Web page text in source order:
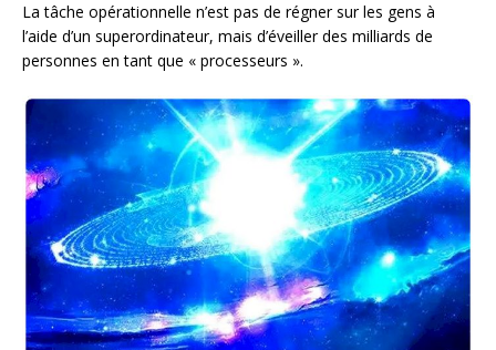
La tâche opérationnelle n’est pas de régner sur les gens à
l’aide d’un superordinateur, mais d’éveiller des milliards de
personnes en tant que « processeurs ».